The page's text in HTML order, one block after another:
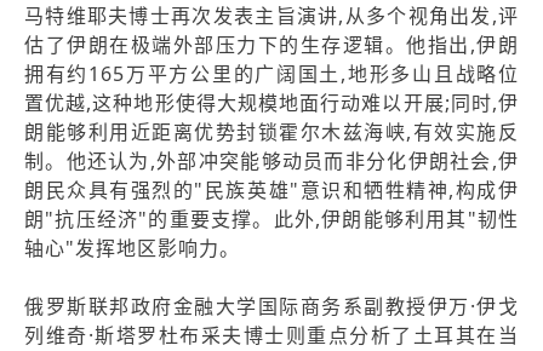
马特维耶夫博士再次发表主旨演讲,从多个视角出发,评
估了伊朗在极端外部压力下的生存逻辑。他指出,伊朗
拥有约165万平方公里的广阔国土,地形多山且战略位
置优越,这种地形使得大规模地面行动难以开展;同时,伊
朗能够利用近距离优势封锁霍尔木兹海峡,有效实施反
制。他还认为,外部冲突能够动员而非分化伊朗社会,伊
朗民众具有强烈的"民族英雄"意识和牺牲精神,构成伊
朗"抗压经济"的重要支撑。此外,伊朗能够利用其"韧性
轴心"发挥地区影响力。
俄罗斯联邦政府金融大学国际商务系副教授伊万·伊戈
列维奇·斯塔罗杜布采夫博士则重点分析了土耳其在当